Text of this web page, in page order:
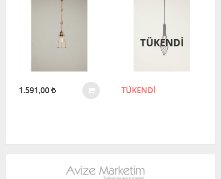
1.591,00 TÜKENDİ
TÜKENDİ